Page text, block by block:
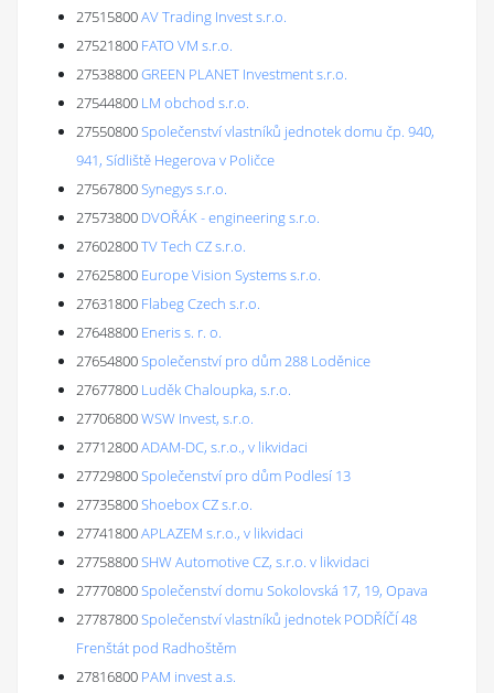
27515800AV Trading Invest s.r.o.
27521800 FATO VM s.r.o.
27538800GREEN PLANET Investment s.r.o.
27544800 LM obchod s.r.o.
27550800Společenství vlastníků jednotek domu čp. 940,
941, Sídliště Hegerova v Poličce
27567800Synegys s.r.o.
27573800 DVOŘÁK - engineering s.r.o.
27602800TV Tech CZ s.r.o.
27625800 Europe Vision Systems s.r.o.
27631800 Flabeg Czech s.r.o.
27648800 Eneris s. r. o.
27654800Společenství pro dům 288 Loděnice
27677800 Luděk Chaloupka, s.r.o.
27706800WSW Invest, s.r.o.
27712800ADAM-DC, s.r.o., v likvidaci
27729800Společenství pro dům Podlesí 13
27735800Shoebox CZ s.r.o.
27741800APLAZEM s.r.o., v likvidaci
27758800SHW Automotive CZ, s.r.o. v likvidaci
27770800Společenství domu Sokolovská 17, 19, Opava
27787800Společenství vlastníků jednotek PODŘÍČÍ 48
Frenštát pod Radhoštěm
27816800 PAM invest a.s.